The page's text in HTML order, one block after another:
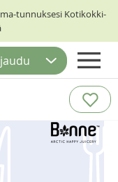
tunnuksesi Kotikokki-